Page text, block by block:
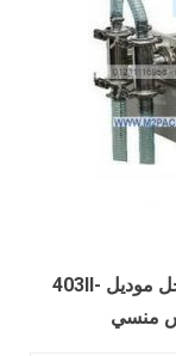
موديل 403II-
منسي